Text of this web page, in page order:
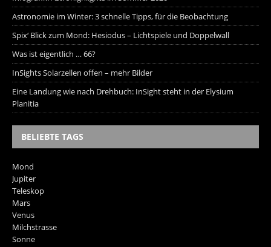
Astronomie im Winter: 3 schnelle Tipps, für die Beobachtung
Spix‘ Blick zum Mond: Hesiodus – Lichtspiele und Doppelwall
Was ist eigentlich … 66?
InSights Solarzellen offen – mehr Bilder
Eine Landung wie nach Drehbuch: InSight steht in der Elysium
Planitia
BELIEBTE TAGS
Mond
Jupiter
Teleskop
Mars
Venus
Milchstrasse
Sonne